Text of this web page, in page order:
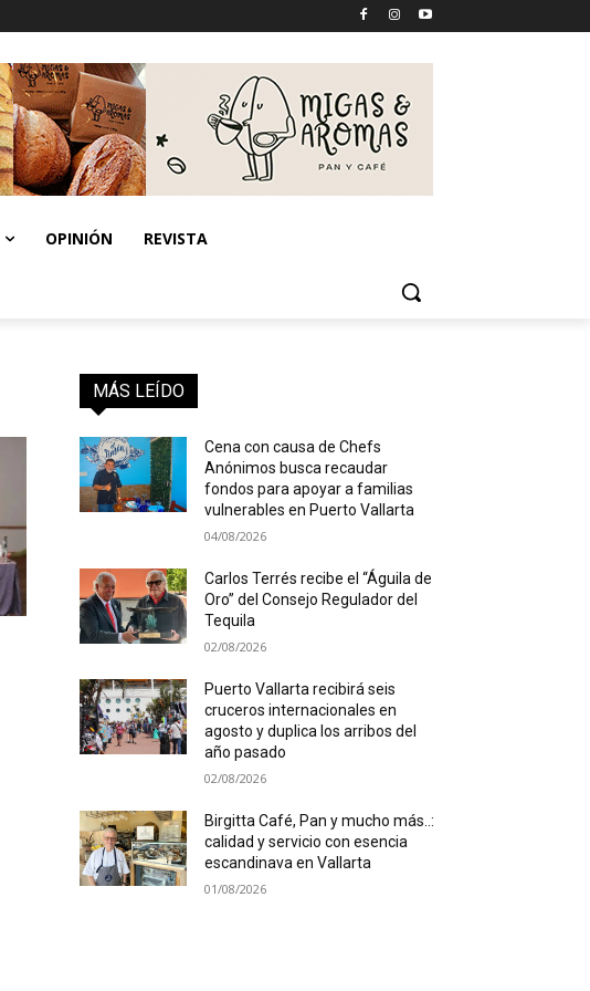
OPINIÓN REVISTA
MÁS LEÍDO
Cena con causa de Chefs
Anónimos busca recaudar
fondos para apoyar a familias
vulnerables en Puerto Vallarta
04/08/2026
Carlos Terrés recibe el “Águila de
Oro” del Consejo Regulador del
Tequila
02/08/2026
Puerto Vallarta recibirá seis
cruceros internacionales en
agosto y duplica los arribos del
año pasado
02/08/2026
Birgitta Café, Pan y mucho más..:
calidad y servicio con esencia
escandinava en Vallarta
01/08/2026